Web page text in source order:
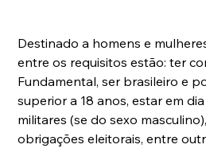
Destinado a homens e
entre os requisitos estão: ter
Fundamental, ser brasileiro e
superior a 18 anos, estar em
militares (se do sexo
obrigações eleitorais, entre